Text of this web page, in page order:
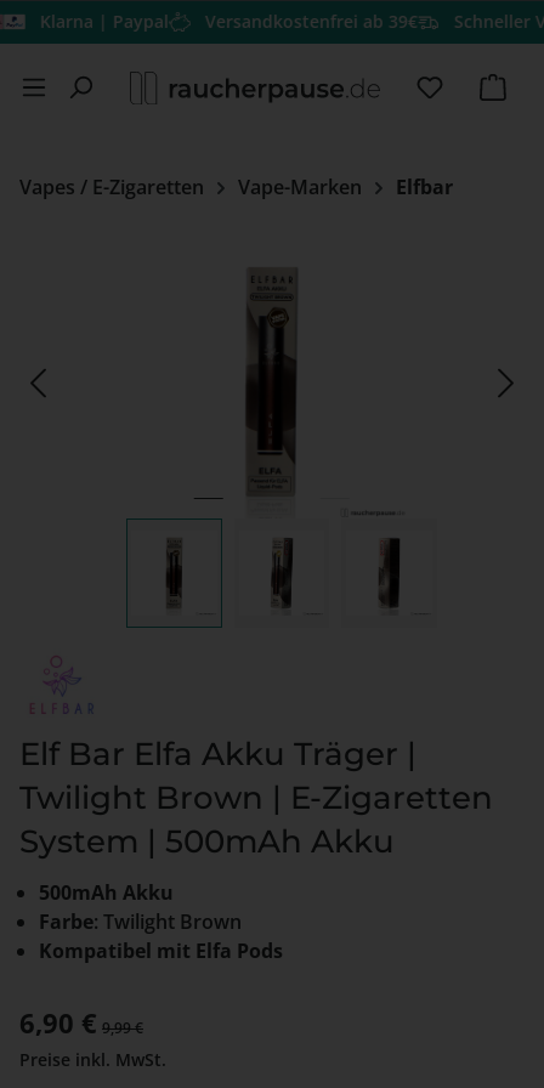
Zum Hauptinhalt springen
Klarna | Paypal Versandkostenfrei ab 39€ Schneller
Du hast
Vapes / E-Zigaretten Vape-Marken Elfbar
Elf Bar Elfa Akku Träger |
Twilight Brown | E-Zigaretten
System | 500mAh Akku
500mAh Akku
Farbe: Twilight Brown
Kompatibel mit Elfa Pods
Verkaufspreis:
6,90 € Regulärer Preis:
9,99 €
Preise inkl. MwSt.